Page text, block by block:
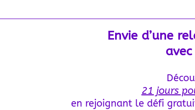
Envie d’une
21 jours
en rejoignant le défi